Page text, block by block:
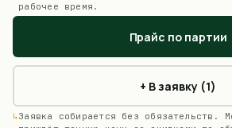
рабочее время.
Прайс по партии
+ В заявку (1)
Заявка собирается без обязательств.